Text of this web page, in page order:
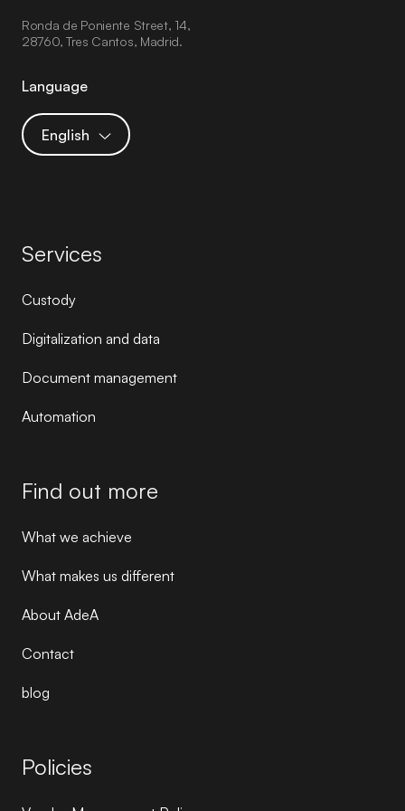
Ronda de Poniente Street, 14,
28760, Tres Cantos, Madrid.
Language
English
Services
Custody
Digitalization and data
Document management
Automation
Find out more
What we achieve
What makes us different
About AdeA
Contact
blog
Policies